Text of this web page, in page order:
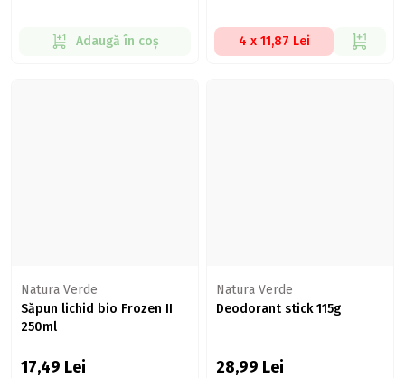
Adaugă în coș 4 x 11,87 Lei
Natura Verde
Săpun lichid bio Frozen II
250ml
17,49 Lei
Natura Verde
Deodorant stick 115g
28,99 Lei